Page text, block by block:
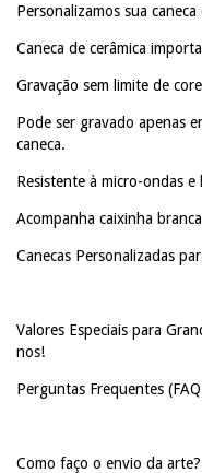
Personalizamos sua
Caneca de cerâmica
Gravação sem limite de
Pode ser gravado apenas
caneca.
Resistente à micro-ondas e
Acompanha caixinha
Canecas Personalizadas
Valores Especiais para
nos!
Perguntas Frequentes
Como faço o envio da